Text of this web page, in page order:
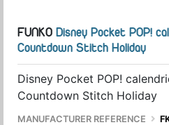
FUNKO Disney Pocket POP!
Countdown Stitch Holiday
Disney Pocket POP!
Countdown Stitch Holiday
MANUFACTURER REFERENCE